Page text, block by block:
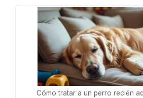
Cómo tratar a un perro recién